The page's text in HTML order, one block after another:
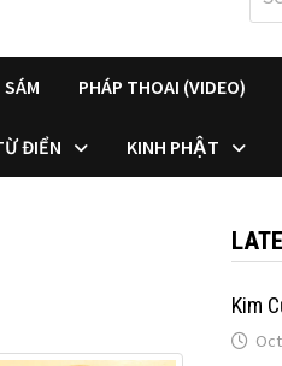
for:
SÁM PHÁP THOAI (VIDEO)
ĐIỂN KINH PHẬT
Kim